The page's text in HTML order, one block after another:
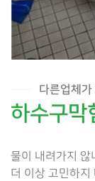
다른업체
하수구막
물이 내려가지 않
더 이상 고민하지